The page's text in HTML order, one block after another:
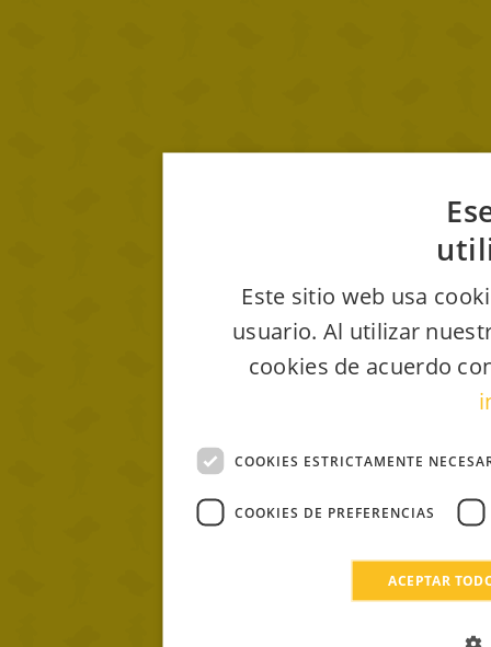
Este sitio web usa
usuario. Al utilizar
cookies de acuerdo
COOKIES ESTRICTAMENTE
COOKIES DE PREFERENCIAS
ACEPTAR